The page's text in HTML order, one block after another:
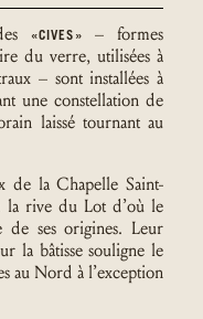
«CIVES»
– formes
du verre, utilisées à
– sont installées à
une constellation de
laissé tournant au
de la Chapelle Saint-
la rive du Lot d’où le
ses origines. Leur
la bâtisse souligne le
au Nord à l’exception